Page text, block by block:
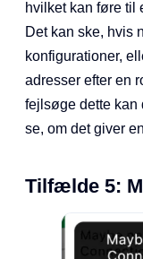
hvilket kan føre til
Det kan ske, hvis
konfigurationer,
adresser efter en
fejlsøge dette kan
se, om det giver
Tilfælde 5: